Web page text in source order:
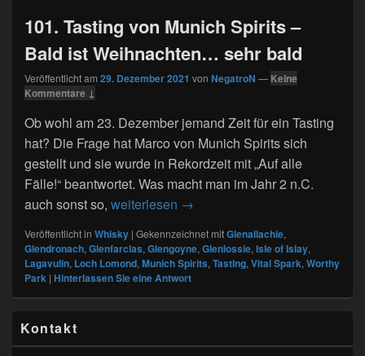
101. Tasting von Munich Spirits –
Bald ist Weihnachten… sehr bald
Veröffentlicht am 29. Dezember 2021 von NegatroN — Keine
Kommentare ↓
Ob wohl am 23. Dezember jemand Zeit für ein Tasting
hat? Die Frage hat Marco von Munich Spirits sich
gestellt und sie wurde in Rekordzeit mit „Auf alle
Fälle!“ beantwortet. Was macht man im Jahr 2 n.C.
auch sonst so, weiterlesen 101. Tasting von Munich
→
Veröffentlicht in Whisky | Gekennzeichnet mitGlenallachie,
Glendronach, Glenfarclas, Glengoyne, Glenlossie, Isle of Islay,
Lagavulin, Loch Lomond, Munich Spirits, Tasting, Vital Spark, Worthy
Park | Hinterlassen Sie eine Antwort
Seitenleisten
Widget-
Kontakt